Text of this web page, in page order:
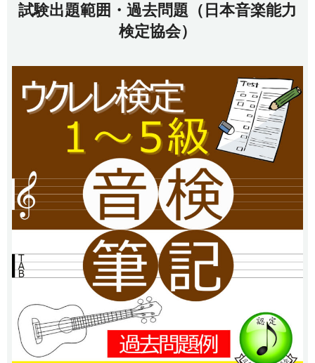
試験出題範囲・過去問題（日本音楽能力
検定協会）